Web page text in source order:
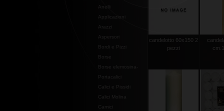
Anelli
Applicazioni
Arazzi
Aspersori
Bordi e Pizzi
Borse
Borse elemosina-
Portacalici
Calici e Pissidi
Calici Molina
candelotto 60x150 2
pezzi